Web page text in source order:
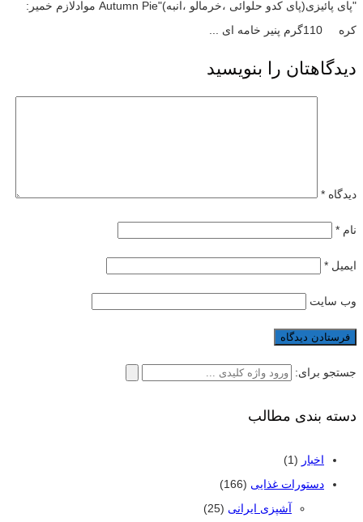
"پای پائیزی(پای کدو حلوائی ،خرمالو ،انبه)"Autumn Pie موادلازم خمیر:
کره 110گرم پنیر خامه ای ...
دیدگاهتان را بنویسید
دیدگاه *
نام *
ایمیل *
وب‌ سایت
جستجو برای:
دسته بندی مطالب
اخبار (1)
دستورات غذایی (166)
آشپزی ایرانی (25)